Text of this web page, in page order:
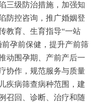
三级防治措施，加强知
防控咨询，推广婚姻登
教育、生育指导“一站
孕前保健，提升产前筛
动围孕期、产前产后一
协作，规范服务与质量
疾病筛查病种范围，建
召回、诊断、治疗和随